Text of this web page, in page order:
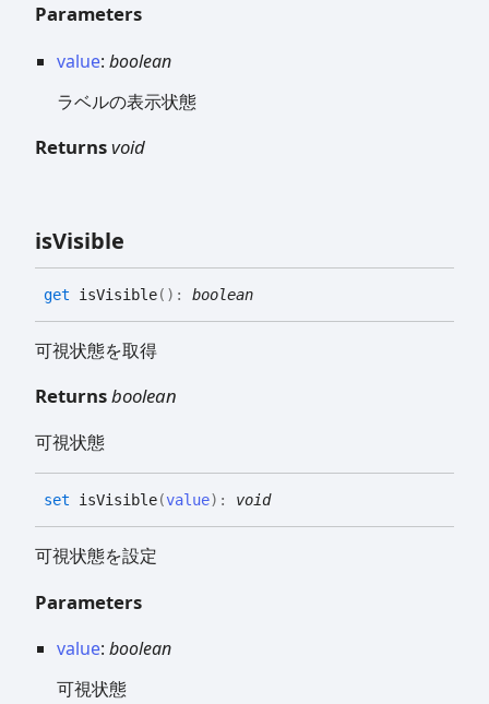
Parameters
value: boolean
ラベルの表示状態
Returnsvoid
isVisible
get isVisible( ) : boolean
可視状態を取得
Returnsboolean
可視状態
set isVisible(value) : void
可視状態を設定
Parameters
value: boolean
可視状態